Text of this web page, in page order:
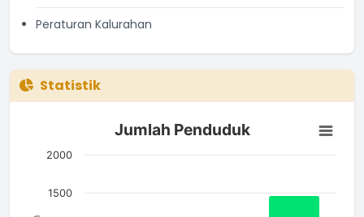
Peraturan Kalurahan
Statistik
Jumlah Penduduk
Bar chart with 3 bars.
The chart has 1 X axis displaying categories.
Jumlah Penduduk
1500
2000